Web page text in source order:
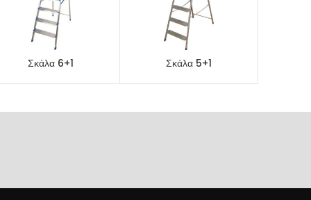
ΠΡΟΕΠΙΣΚΌΠΗΣΗ
Σκάλα 6+1 ΠΡΟΕΠΙΣΚΌΠΗΣΗ
Σκάλα 5+1